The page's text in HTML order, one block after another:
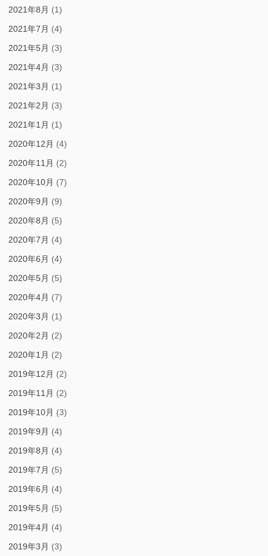
2021年8月 (1)
2021年7月 (4)
2021年5月 (3)
2021年4月 (3)
2021年3月 (1)
2021年2月 (3)
2021年1月 (1)
2020年12月 (4)
2020年11月 (2)
2020年10月 (7)
2020年9月 (9)
2020年8月 (5)
2020年7月 (4)
2020年6月 (4)
2020年5月 (5)
2020年4月 (7)
2020年3月 (1)
2020年2月 (2)
2020年1月 (2)
2019年12月 (2)
2019年11月 (2)
2019年10月 (3)
2019年9月 (4)
2019年8月 (4)
2019年7月 (5)
2019年6月 (4)
2019年5月 (5)
2019年4月 (4)
2019年3月 (3)